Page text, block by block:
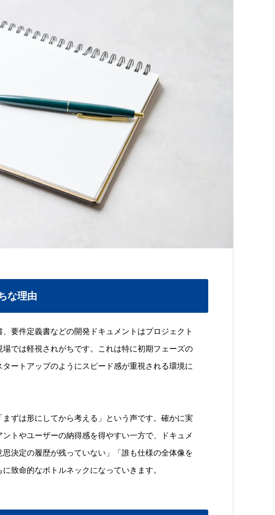
な理由
要件定義書などの開発ドキュメントはプロジェクト
では軽視されがちです。これは特に初期フェーズの
ートアップのようにスピード感が重視される環境に
ずは形にしてから考える」という声です。確かに実
トやユーザーの納得感を得やすい一方で、ドキュメ
決定の履歴が残っていない」「誰も仕様の全体像を
致命的なボトルネックになっていきます。